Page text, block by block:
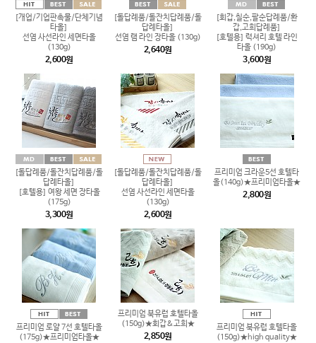
[개업/기업판촉물/단체기념
타올]
선염 사선라인 세면타올
(130g)
2,600원
[돌답례품/돌잔치답례품/돌
답례타올]
선염 램 라인 장타올 (130g)
2,640원
[회갑,칠순,팔순답례품/환
갑,고희답례품]
[호텔용] 럭셔리 호텔 라인
타올 (190g)
3,600원
[돌답례품/돌잔치답례품/돌
답례타올]
[호텔용] 여왕 세면 장타올
(175g)
3,300원
[돌답례품/돌잔치답례품/돌
답례타올]
선염 사선라인 세면타올
(130g)
2,600원
프리미엄 크라운5선 호텔타
올(140g)★프리미엄타올★
2,800원
프리미엄 로얄 7선 호텔타올
(175g)★프리미엄타올★
프리미엄 북유럽 호텔타올
(150g)★회갑&고희★
2,850원
프리미엄 북유럽 호텔타올
(150g)★high quality★